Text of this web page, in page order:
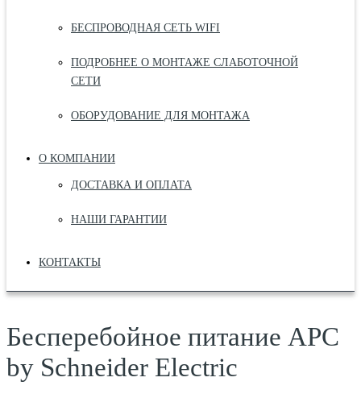
БЕСПРОВОДНАЯ СЕТЬ WIFI
ПОДРОБНЕЕ О МОНТАЖЕ СЛАБОТОЧНОЙ
СЕТИ
ОБОРУДОВАНИЕ ДЛЯ МОНТАЖА
О КОМПАНИИ
ДОСТАВКА И ОПЛАТА
НАШИ ГАРАНТИИ
КОНТАКТЫ
Бесперебойное питание APC
by Schneider Electric